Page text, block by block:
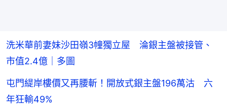
洗米華前妻妹沙田嶺3幢獨立屋 淪銀主盤被接管、
市值2.4億｜多圖
屯門緹岸樓價又再腰斬！開放式銀主盤196萬沽 六
年狂輸49%